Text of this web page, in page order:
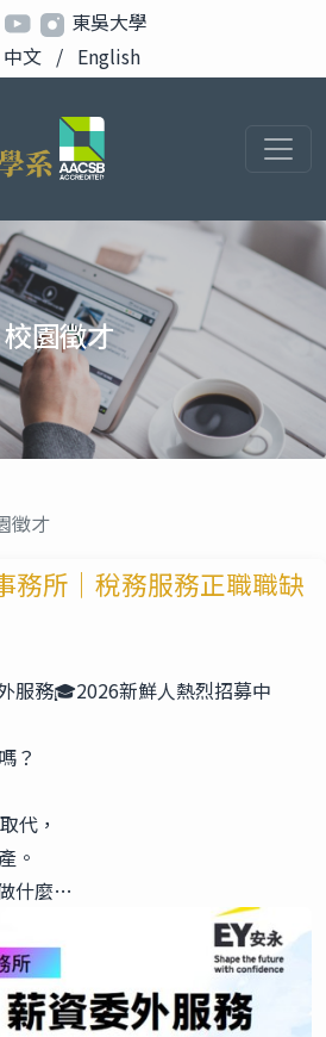
東吳大學
中文 / English
校園徵才
徵才
務所｜稅務服務正職職缺
服務🎓2026新鮮人熱烈招募中
？
代，
。
什麼…